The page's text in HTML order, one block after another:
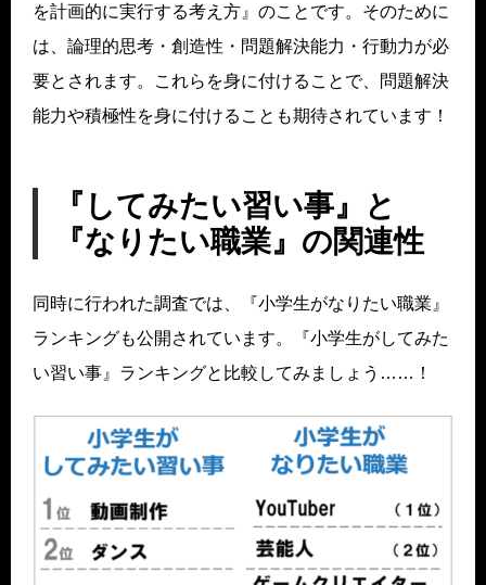
を計画的に実行する考え方』のことです。そのために
は、論理的思考・創造性・問題解決能力・行動力が必
要とされます。これらを身に付けることで、問題解決
能力や積極性を身に付けることも期待されています！
『してみたい習い事』と
『なりたい職業』の関連性
同時に行われた調査では、『小学生がなりたい職業』
ランキングも公開されています。『小学生がしてみた
い習い事』ランキングと比較してみましょう……！